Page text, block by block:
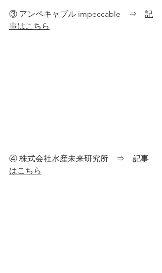
③ アンペキャブル impeccable　⇒ 記
事はこちら
④ 株式会社水産未来研究所　⇒ 記事
はこちら